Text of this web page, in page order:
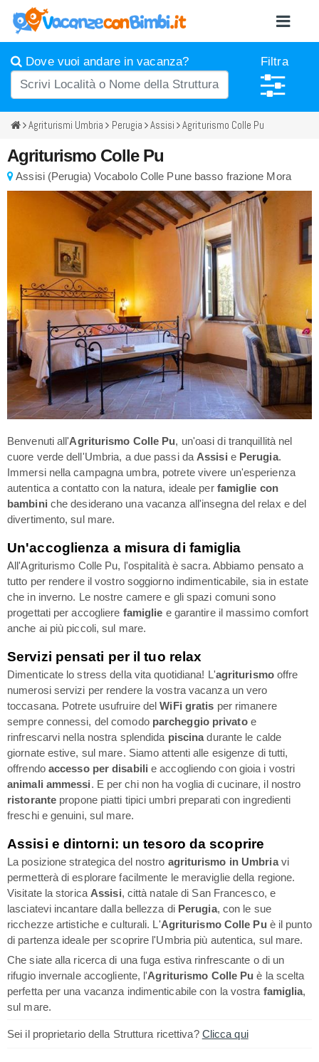
Dove vuoi andare in vacanza? Filtra
Agriturismi Umbria Perugia Assisi Agriturismo Colle Pu
Agriturismo Colle Pu
Assisi(Perugia) Vocabolo Colle Pune basso frazione Mora
Benvenuti all'Agriturismo Colle Pu, un'oasi di tranquillità nel
cuore verde dell'Umbria, a due passi da Assisi e Perugia.
Immersi nella campagna umbra, potrete vivere un'esperienza
autentica a contatto con la natura, ideale per famiglie con
bambini che desiderano una vacanza all'insegna del relax e del
divertimento, sul mare.
Un'accoglienza a misura di famiglia
All'Agriturismo Colle Pu, l'ospitalità è sacra. Abbiamo pensato a
tutto per rendere il vostro soggiorno indimenticabile, sia in estate
che in inverno. Le nostre camere e gli spazi comuni sono
progettati per accogliere famiglie e garantire il massimo comfort
anche ai più piccoli, sul mare.
Servizi pensati per il tuo relax
Dimenticate lo stress della vita quotidiana! L'agriturismooffre
numerosi servizi per rendere la vostra vacanza un vero
toccasana. Potrete usufruire delWiFi gratis per rimanere
sempre connessi, del comodo parcheggio privatoe
rinfrescarvi nella nostra splendida piscinadurante le calde
giornate estive, sul mare. Siamo attenti alle esigenze di tutti,
offrendo accesso per disabili e accogliendo con gioia i vostri
animali ammessi. E per chi non ha voglia di cucinare, il nostro
ristorante propone piatti tipici umbri preparati con ingredienti
freschi e genuini, sul mare.
Assisi e dintorni: un tesoro da scoprire
La posizione strategica del nostro agriturismo in Umbriavi
permetterà di esplorare facilmente le meraviglie della regione.
Visitate la storica Assisi, città natale di San Francesco, e
lasciatevi incantare dalla bellezza di Perugia, con le sue
ricchezze artistiche e culturali. L'Agriturismo Colle Pu è il punto
di partenza ideale per scoprire l'Umbria più autentica, sul mare.
Che siate alla ricerca di una fuga estiva rinfrescante o di un
rifugio invernale accogliente, l'Agriturismo Colle Pu è la scelta
perfetta per una vacanza indimenticabile con la vostra famiglia,
sul mare.
Sei il proprietario della Struttura ricettiva? Clicca qui